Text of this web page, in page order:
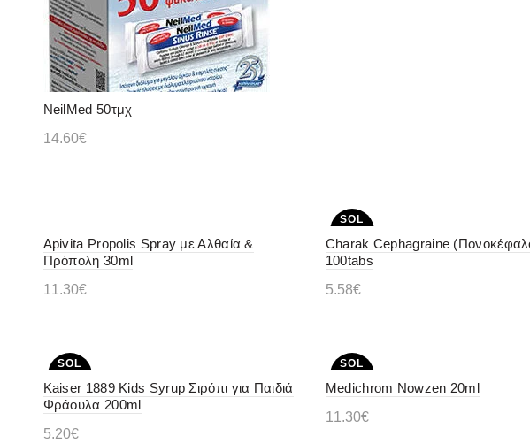
NeilMed 50τμχ
14.60€
Apivita Propolis Spray με Αλθαία &
Πρόπολη 30ml
11.30€
SOL
T
Charak Cephagraine
100tabs
5.58€
SOL
T
Kaiser 1889 Kids Syrup Σιρόπι για Παιδιά
Φράουλα 200ml
5.20€
SOL
T
Medichrom Nowzen 20ml
11.30€